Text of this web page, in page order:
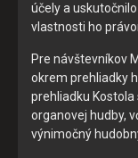
účely a
vlastnosti ho
Pre návštevníkov
okrem prehliadky
prehliadku Kostola
organovej hudby,
výnimočný
Technické
pomáhajú urobiť
umožňujú
prístup k
týchto súborov